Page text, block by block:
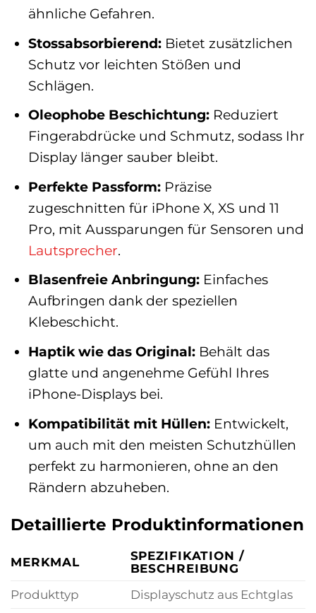
ähnliche Gefahren.
Stossabsorbierend:Bietet zusätzlichen
Schutz vor leichten Stößen und
Schlägen.
Oleophobe Beschichtung:Reduziert
Fingerabdrücke und Schmutz, sodass Ihr
Display länger sauber bleibt.
Perfekte Passform:Präzise
zugeschnitten für iPhone X, XS und 11
Pro, mit Aussparungen für Sensoren und
Lautsprecher.
Blasenfreie Anbringung:Einfaches
Aufbringen dank der speziellen
Klebeschicht.
Haptik wie das Original:Behält das
glatte und angenehme Gefühl Ihres
iPhone-Displays bei.
Kompatibilität mit Hüllen:Entwickelt,
um auch mit den meisten Schutzhüllen
perfekt zu harmonieren, ohne an den
Rändern abzuheben.
Detaillierte Produktinformationen
MERKMAL
SPEZIFIKATION /
BESCHREIBUNG
Produkttyp
Displayschutz aus Echtglas